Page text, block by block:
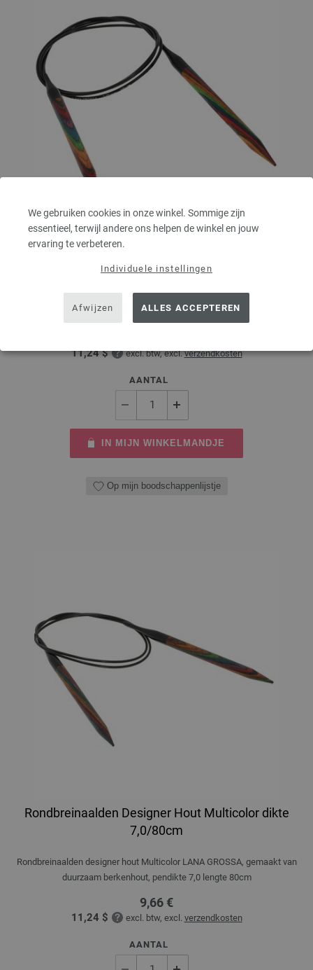
We gebruiken cookies in onze winkel. Sommige zijn
essentieel, terwijl andere ons helpen de winkel en jouw
ervaring te verbeteren.
Individuele instellingen
Afwijzen ALLES ACCEPTEREN
Rondbreinaalden Designer Hout Multicolor dikte
7,0/100cm
Rondbreinaalden designer hout Multicolor LANA GROSSA, gemaakt van
duurzaam berkenhout, pendikte 7,0 lengte 100cm
11,24 $ excl. btw, excl.verzendkosten
AANTAL
IN MIJN WINKELMANDJE
Op mijn boodschappenlijstje
Rondbreinaalden Designer Hout Multicolor dikte
7,0/80cm
Rondbreinaalden designer hout Multicolor LANA GROSSA, gemaakt van
duurzaam berkenhout, pendikte 7,0 lengte 80cm
9,66 €
11,24 $ excl. btw, excl. verzendkosten
AANTAL